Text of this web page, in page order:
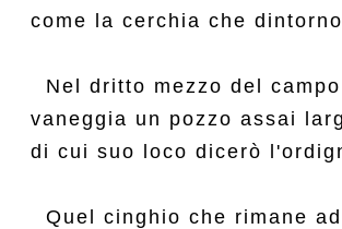
come la cerchia che
Nel dritto mezzo del
vaneggia un pozzo assai
di cui suo loco dicerò
Quel cinghio che rimane